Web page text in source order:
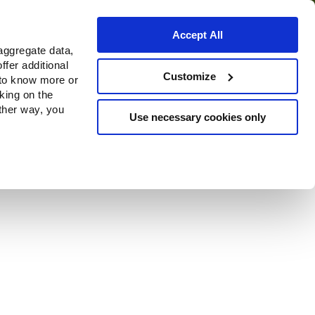
data,
additional
know more or
on the
way, you
Accept All
Customize
Use necessary cookies only
Dove acquistare